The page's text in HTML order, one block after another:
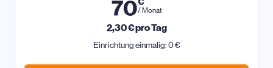
70/ Monat
2,30€ pro Tag
Einrichtung einmalig: 0 €